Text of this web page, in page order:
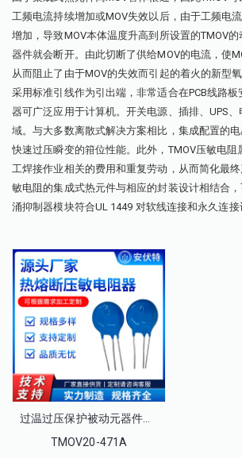
工频电流持续增加或MOV失效以后，由于工频电
增加，导致MOV本体温度升高到所设置的TMOV
器件就会断开。由此切断了供给MOV的电流，使
从而阻止了由于MOV的失效而引起的着火的新型
采用标准引线作为引出端，非常适合在PCB线路板
器可广泛应用于计算机。开关电源、插排、UPS
域。与大多数离散式解决方案相比，集成配置的
快速过压瞬变的箝位性能。此外，TMOV压敏电
工焊接作业相关的费用和重复劳动，从而简化最
敏电阻的集成式热元件与相应的封装设计相结合
涌抑制器模块符合UL 1449 对软线连接和永久连接
TMOV20-471A